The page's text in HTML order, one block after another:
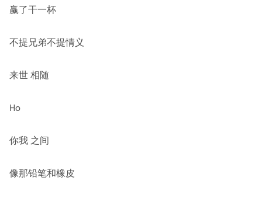
赢了干一杯
不提兄弟不提情义
来世 相随
Ho
你我 之间
像那铅笔和橡皮